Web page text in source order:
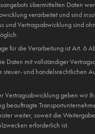
übermittelten Daten
verarbeitet und sind
und Vertragsabwicklung sind
für die Verarbeitung ist Art. 6
Daten mit vollständiger
steuer- und handelsrechtlichen
Vertragsabwicklung geben wir
beauftragte
weiter, soweit die
erforderlich ist.